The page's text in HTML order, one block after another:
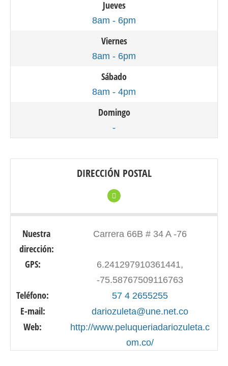
Jueves
8am - 6pm
Viernes
8am - 6pm
Sábado
8am - 4pm
Domingo
-
DIRECCIÓN POSTAL
Nuestra
dirección:
Carrera 66B # 34 A -76
GPS:
6.241297910361441,
-75.58767509116763
Teléfono: 57 4 2655255
E-mail: dariozuleta@une.net.co
Web:
http://www.peluqueriadariozuleta.c
om.co/